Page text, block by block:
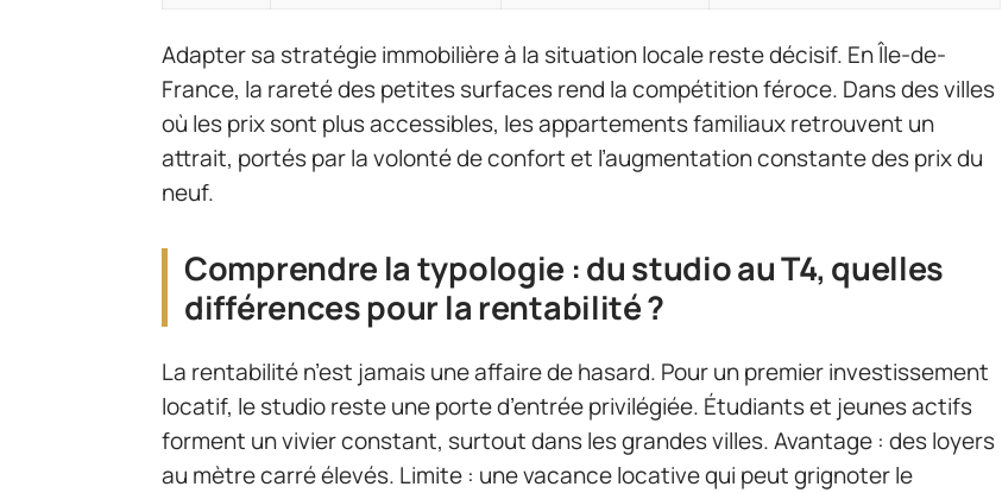
Adapter sa stratégie immobilière à la situation locale reste décisif. En Île-de-
France, la rareté des petites surfaces rend la compétition féroce. Dans des villes
où les prix sont plus accessibles, les appartements familiaux retrouvent un
attrait, portés par la volonté de confort et l’augmentation constante des prix du
neuf.
Comprendre la typologie : du studio au T4, quelles
différences pour la rentabilité ?
La rentabilité n’est jamais une affaire de hasard. Pour un premier investissement
locatif, le studio reste une porte d’entrée privilégiée. Étudiants et jeunes actifs
forment un vivier constant, surtout dans les grandes villes. Avantage : des loyers
au mètre carré élevés. Limite : une vacance locative qui peut grignoter le